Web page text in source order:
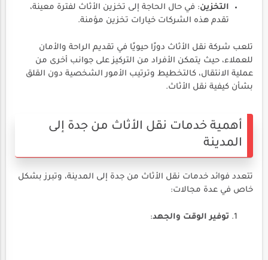
التخزين: في حال الحاجة إلى تخزين الأثاث لفترة معينة،
تقدم هذه الشركات خيارات تخزين مؤمنة.
تلعب شركة نقل الأثاث دورًا حيويًا في تقديم الراحة والأمان
للعملاء، حيث يتمكن الأفراد من التركيز على جوانب أخرى من
عملية الانتقال، كالتخطيط وترتيب الأمور الشخصية دون القلق
بشأن كيفية نقل الأثاث.
أهمية خدمات نقل الأثاث من جدة إلى
المدينة
تتعدد فوائد خدمات نقل الأثاث من جدة إلى المدينة، وتبرز بشكل
خاص في عدة مجالات:
توفير الوقت والجهد: